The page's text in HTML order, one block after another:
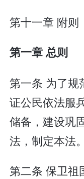
第十一章 附则
第一章 总则
第一条 为了规
证公民依法服
储备，建设巩
法，制定本法。
第二条 保卫祖